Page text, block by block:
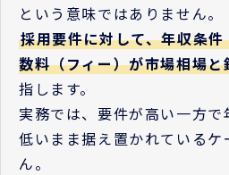
という意味ではありません。
採用要件に対して、年収条
数料（フィー）が市場相場
指します。
実務では、要件が高い一方で
低いまま据え置かれているケ
ん。